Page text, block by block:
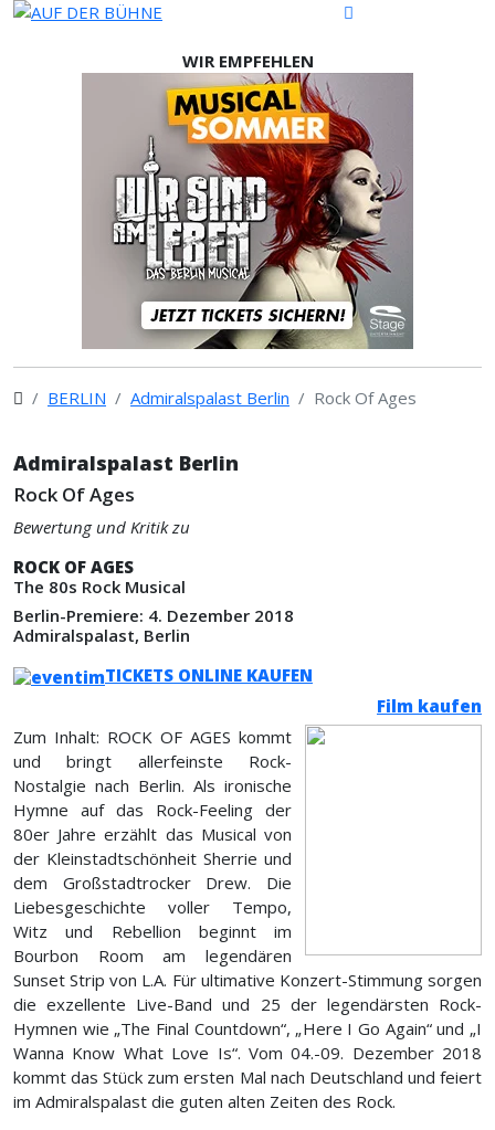
WIR EMPFEHLEN
BERLIN Admiralspalast Berlin Rock Of Ages
Admiralspalast Berlin
Rock Of Ages
Bewertung und Kritik zu
ROCK OF AGES
The 80s Rock Musical
Berlin-Premiere: 4. Dezember 2018
Admiralspalast, Berlin
TICKETS ONLINE KAUFEN
Film kaufen
Zum Inhalt: ROCK OF AGES kommt
und bringt allerfeinste Rock-
Nostalgie nach Berlin. Als ironische
Hymne auf das Rock-Feeling der
80er Jahre erzählt das Musical von
der Kleinstadtschönheit Sherrie und
dem Großstadtrocker Drew. Die
Liebesgeschichte voller Tempo,
Witz und Rebellion beginnt im
Bourbon Room am legendären
Sunset Strip von L.A. Für ultimative Konzert-Stimmung sorgen
die exzellente Live-Band und 25 der legendärsten Rock-
Hymnen wie „The Final Countdown“, „Here I Go Again“ und „I
Wanna Know What Love Is“. Vom 04.-09. Dezember 2018
kommt das Stück zum ersten Mal nach Deutschland und feiert
im Admiralspalast die guten alten Zeiten des Rock.